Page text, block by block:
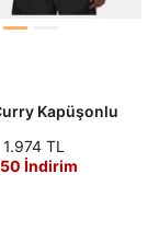
Kapüşonlu
1.974 TL
İndirim